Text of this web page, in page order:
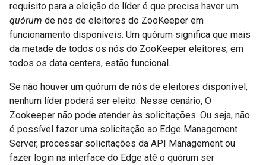
requisito para a eleição de líder é que precisa haver um
quórum de nós de eleitores do ZooKeeper em
funcionamento disponíveis. Um quórum significa que mais
da metade de todos os nós do ZooKeeper eleitores, em
todos os data centers, estão funcional.
Se não houver um quórum de nós de eleitores disponível,
nenhum líder poderá ser eleito. Nesse cenário, O
Zookeeper não pode atender às solicitações. Ou seja, não
é possível fazer uma solicitação ao Edge Management
Server, processar solicitações da API Management ou
fazer login na interface do Edge até o quórum ser